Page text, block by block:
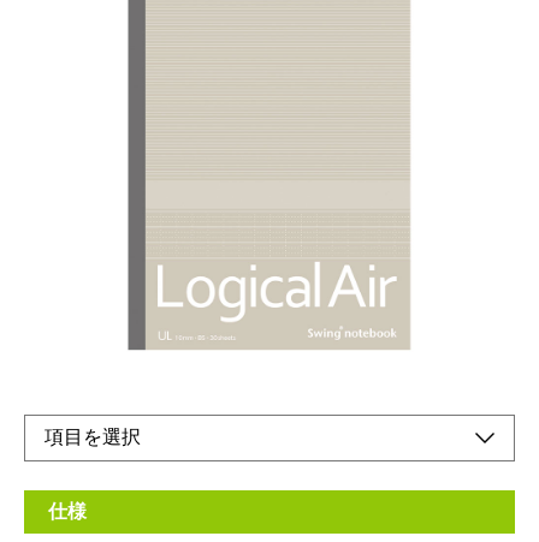
定番のB5サイズやA6〜A4サイズまで、目的別に同デザインで揃
B5サイズ・30枚・ロジカルUL罫（10ｍｍ）
仕様